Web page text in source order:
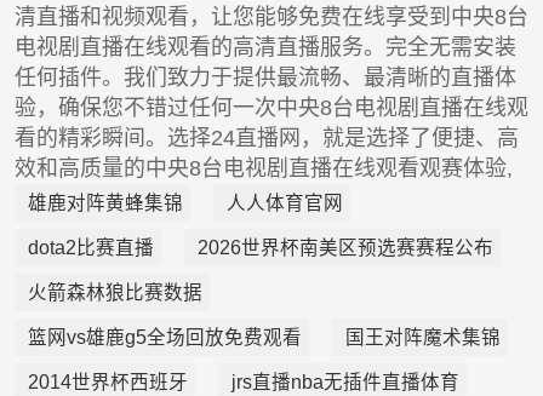
清直播和视频观看，让您能够免费在线享受到中央8台
电视剧直播在线观看的高清直播服务。完全无需安装
任何插件。我们致力于提供最流畅、最清晰的直播体
验，确保您不错过任何一次中央8台电视剧直播在线观
看的精彩瞬间。选择24直播网，就是选择了便捷、高
效和高质量的中央8台电视剧直播在线观看观赛体验,
雄鹿对阵黄蜂集锦 人人体育官网
dota2比赛直播 2026世界杯南美区预选赛赛程公布
火箭森林狼比赛数据
篮网vs雄鹿g5全场回放免费观看 国王对阵魔术集锦
2014世界杯西班牙 jrs直播nba无插件直播体育